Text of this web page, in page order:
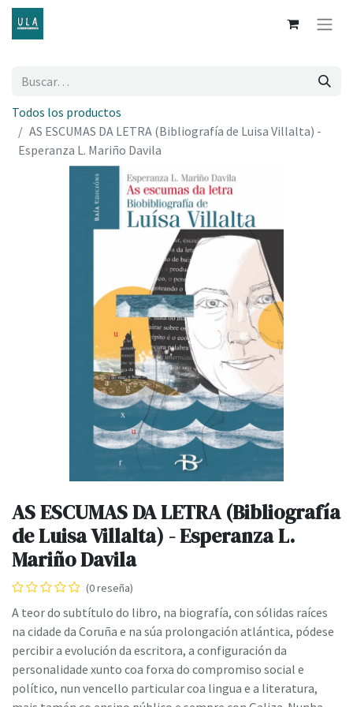
Todos los productos
AS ESCUMAS DA LETRA (Bibliografía de Luisa Villalta) -
Esperanza L. Mariño Davila
AS ESCUMAS DA LETRA (Bibliografía
de Luisa Villalta) - Esperanza L.
Mariño Davila
(0 reseña)
A teor do subtítulo do libro, na biografía, con sólidas raíces
na cidade da Coruña e na súa prolongación atlántica, pódese
percibir a evolución da escritora, a configuración da
personalidade xunto coa forxa do compromiso social e
político, nun vencello particular coa lingua e a literatura,